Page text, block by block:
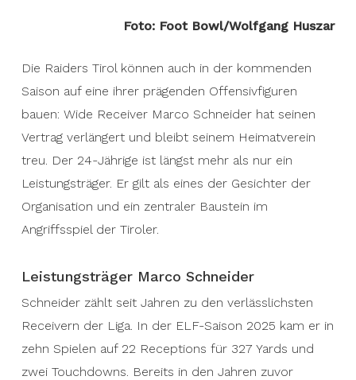
Foto: Foot Bowl/Wolfgang Huszar
Die Raiders Tirol können auch in der kommenden
Saison auf eine ihrer prägenden Offensivfiguren
bauen: Wide Receiver Marco Schneider hat seinen
Vertrag verlängert und bleibt seinem Heimatverein
treu. Der 24-Jährige ist längst mehr als nur ein
Leistungsträger. Er gilt als eines der Gesichter der
Organisation und ein zentraler Baustein im
Angriffsspiel der Tiroler.
Leistungsträger Marco Schneider
Schneider zählt seit Jahren zu den verlässlichsten
Receivern der Liga. In der ELF-Saison 2025 kam er in
zehn Spielen auf 22 Receptions für 327 Yards und
zwei Touchdowns. Bereits in den Jahren zuvor